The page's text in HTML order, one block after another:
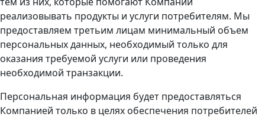
реализовывать продукты и услуги потребителям. Мы
предоставляем третьим лицам минимальный объем
персональных данных, необходимый только для
оказания требуемой услуги или проведения
необходимой транзакции.
Персональная информация будет предоставляться
Компанией только в целях обеспечения потребителей